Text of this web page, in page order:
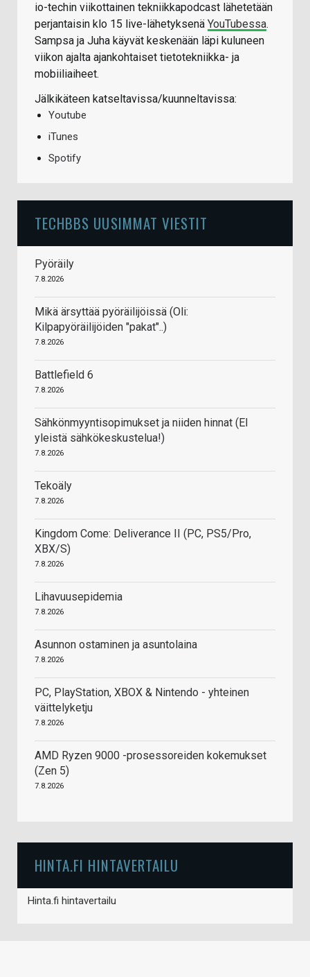
io-techin viikottainen tekniikkapodcast lähetetään
perjantaisin klo 15 live-lähetyksenä YouTubessa.
Sampsa ja Juha käyvät keskenään läpi kuluneen
viikon ajalta ajankohtaiset tietotekniikka- ja
mobiiliaiheet.
Jälkikäteen katseltavissa/kuunneltavissa:
Youtube
iTunes
Spotify
TECHBBS UUSIMMAT VIESTIT
Pyöräily
7.8.2026
Mikä ärsyttää pyöräilijöissä (Oli:
Kilpapyöräilijöiden "pakat"..)
7.8.2026
Battlefield 6
7.8.2026
Sähkönmyyntisopimukset ja niiden hinnat (EI
yleistä sähkökeskustelua!)
7.8.2026
Tekoäly
7.8.2026
Kingdom Come: Deliverance II (PC, PS5/Pro,
XBX/S)
7.8.2026
Lihavuusepidemia
7.8.2026
Asunnon ostaminen ja asuntolaina
7.8.2026
PC, PlayStation, XBOX & Nintendo - yhteinen
väittelyketju
7.8.2026
AMD Ryzen 9000 -prosessoreiden kokemukset
(Zen 5)
7.8.2026
HINTA.FI HINTAVERTAILU
Hinta.fi hintavertailu